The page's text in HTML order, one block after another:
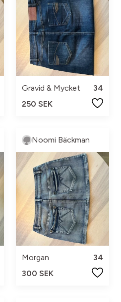
Gravid & Mycket
34
250 SEK
Noomi Bäckman
Morgan
34
300 SEK